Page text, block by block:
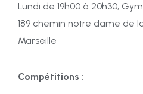
Lundi de 19h00 à 20h30,
189 chemin notre dame de la
Marseille
Compétitions :